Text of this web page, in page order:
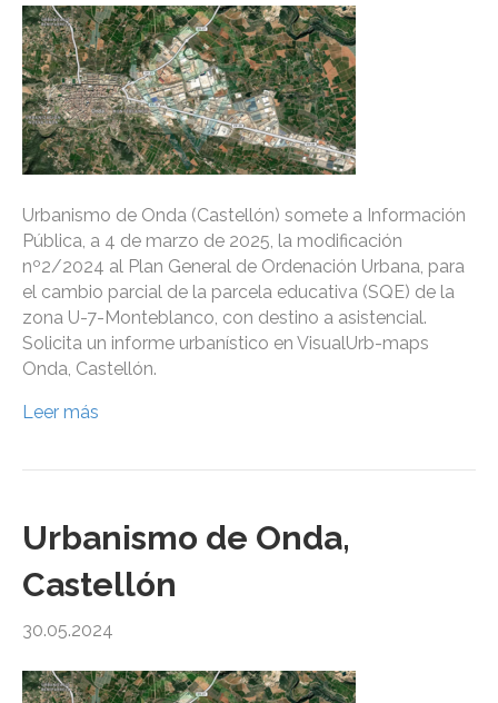
Urbanismo de Onda (Castellón) somete a Información
Pública, a 4 de marzo de 2025, la modificación
nº2/2024 al Plan General de Ordenación Urbana, para
el cambio parcial de la parcela educativa (SQE) de la
zona U-7-Monteblanco, con destino a asistencial.
Solicita un informe urbanístico en VisualUrb-maps
Onda, Castellón.
Leer más
Urbanismo de Onda,
Castellón
30.05.2024